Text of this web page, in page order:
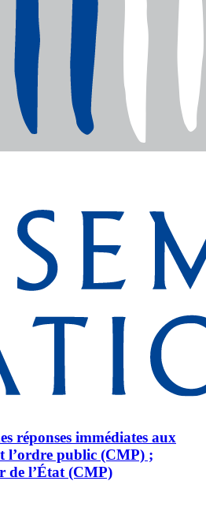
réponses immédiates aux
l’ordre public (CMP) ;
de l’État (CMP)